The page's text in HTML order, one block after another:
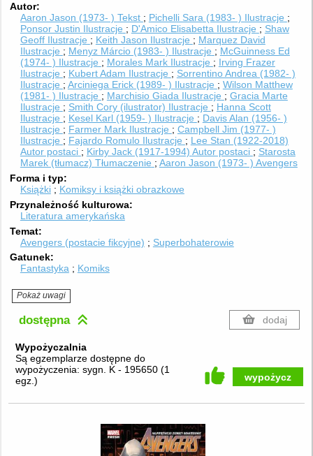
Autor
Aaron Jason (1973- ) Tekst Pichelli Sara (1983- ) Ilustracje
Ponsor Justin Ilustracje D'Amico Elisabetta Ilustracje
Shaw
Geoff Ilustracje Keith Jason Ilustracje
Marquez David
Ilustracje
Menyz Márcio (1983- ) Ilustracje
McGuinness Ed
(1974- ) Ilustracje Morales Mark Ilustracje
Irving Frazer
Ilustracje
Kubert Adam Ilustracje
Sorrentino Andrea (1982- )
Ilustracje
Arciniega Erick (1989- ) Ilustracje
Wilson Matthew
(1981- ) Ilustracje Marchisio Giada Ilustracje
Gracia Marte
Ilustracje
Smith Cory (ilustrator) Ilustracje
Hanna Scott
Ilustracje
Kesel Karl (1959- ) Ilustracje
Davis Alan (1956- )
Ilustracje
Farmer Mark Ilustracje
Campbell Jim (1977- )
Ilustracje
Fajardo Romulo Ilustracje
Lee Stan (1922-2018)
Autor postaci
Kirby Jack (1917-1994) Autor postaci
Starosta
Marek (tłumacz) Tłumaczenie
Aaron Jason (1973- ) Avengers
Forma i typ
Książki
Komiksy i książki obrazkowe
Przynależność kulturowa
Literatura amerykańska
Temat
Avengers (postacie fikcyjne)
Superbohaterowie
Gatunek
Fantastyka
Komiks
Pokaż uwagi
dostępna dodaj
Wypożyczalnia
Są egzemplarze dostępne do
wypożyczenia: sygn. K - 195650 (1
egz. ) wypożycz